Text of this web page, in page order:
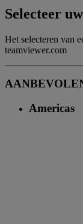
Selecteer
Het selecteren van
teamviewer.com
Americas